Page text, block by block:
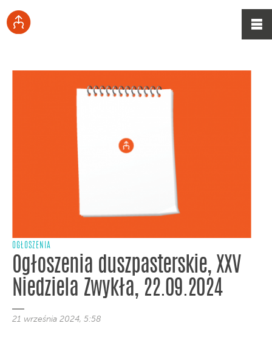
OGŁOSZENIA
Ogłoszenia duszpasterskie, XXV
Niedziela Zwykła, 22.09.2024
21 września 2024, 5:58